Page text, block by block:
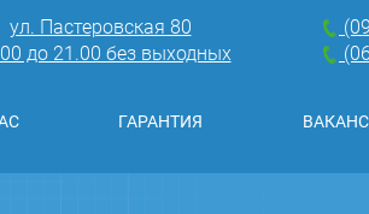
ул. Пастеровская 80
до 21.00 без выходных
ГАРАНТИЯ